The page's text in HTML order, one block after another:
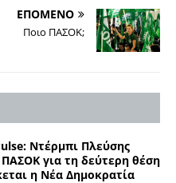
ΕΠΟΜΕΝΟ
Ποιο ΠΑΣΟΚ;
Ντέρμπι Πλεύσης
ΠΑΣΟΚ για τη δεύτερη θέση
η Νέα Δημοκρατία